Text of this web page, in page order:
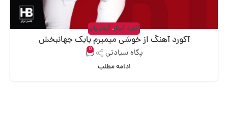
آکورد گیتار,گیتار پاپ
آکورد آهنگ از خوشی میمیرم بابک جهانبخش
پگاه سیادتی 0
ادامه مطلب